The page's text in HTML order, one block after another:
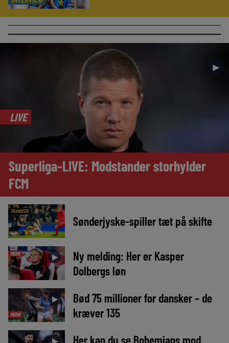
►
LIVE
Superliga-LIVE: Modstander storhylder
FCM
TRANSFER
Sønderjyske-spiller tæt på skifte
MEDIE ►
Ny melding: Her er Kasper
Dolbergs løn
MEDIE
►
Bød 75 millioner for dansker – de
kræver 135
Her kan du se Bohemians mod